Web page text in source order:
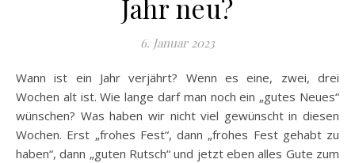
Jahr neu?
6. Januar 2023
Wann ist ein Jahr verjährt? Wenn es eine, zwei, drei
Wochen alt ist. Wie lange darf man noch ein „gutes Neues“
wünschen? Was haben wir nicht viel gewünscht in diesen
Wochen. Erst „frohes Fest“, dann „frohes Fest gehabt zu
haben“, dann „guten Rutsch“ und jetzt eben alles Gute zum